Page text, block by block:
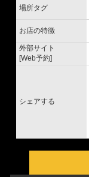
場所タグ
お店の特徴
外部サイト
[Web予約]
シェアする